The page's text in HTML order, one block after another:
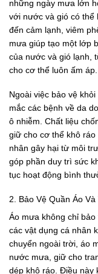
những ngày mưa lớn
với nước và gió có thể
đến cảm lạnh, viêm
mưa giúp tạo một lớp
của nước và gió lạnh,
cho cơ thể luôn ấm áp.
Ngoài việc bảo vệ
mắc các bệnh về da
ô nhiễm. Chất liệu
giữ cho cơ thể khô
nhân gây hại từ môi
góp phần duy trì sức
tục hoạt động bình
2. Bảo Vệ Quần Áo
Áo mưa không chỉ
các vật dụng cá nhân
chuyển ngoài trời, áo
nước mưa, giữ cho
dép khô ráo. Điều này